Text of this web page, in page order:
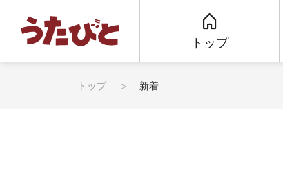
トップ
トップ 新着